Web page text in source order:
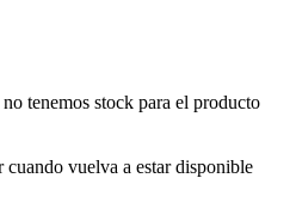
tenemos stock para el producto
cuando vuelva a estar disponible